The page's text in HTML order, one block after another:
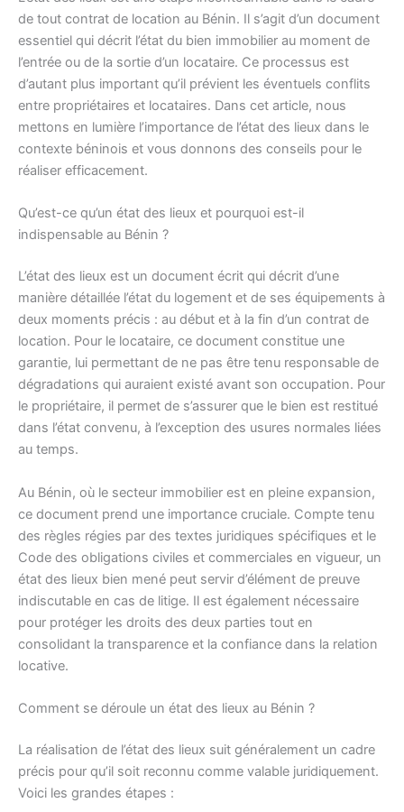
de tout contrat de location au Bénin. Il s’agit d’un document
essentiel qui décrit l’état du bien immobilier au moment de
l’entrée ou de la sortie d’un locataire. Ce processus est
d’autant plus important qu’il prévient les éventuels conflits
entre propriétaires et locataires. Dans cet article, nous
mettons en lumière l’importance de l’état des lieux dans le
contexte béninois et vous donnons des conseils pour le
réaliser efficacement.
Qu’est-ce qu’un état des lieux et pourquoi est-il
indispensable au Bénin ?
L’état des lieux est un document écrit qui décrit d’une
manière détaillée l’état du logement et de ses équipements à
deux moments précis : au début et à la fin d’un contrat de
location. Pour le locataire, ce document constitue une
garantie, lui permettant de ne pas être tenu responsable de
dégradations qui auraient existé avant son occupation. Pour
le propriétaire, il permet de s’assurer que le bien est restitué
dans l’état convenu, à l’exception des usures normales liées
au temps.
Au Bénin, où le secteur immobilier est en pleine expansion,
ce document prend une importance cruciale. Compte tenu
des règles régies par des textes juridiques spécifiques et le
Code des obligations civiles et commerciales en vigueur, un
état des lieux bien mené peut servir d’élément de preuve
indiscutable en cas de litige. Il est également nécessaire
pour protéger les droits des deux parties tout en
consolidant la transparence et la confiance dans la relation
locative.
Comment se déroule un état des lieux au Bénin ?
La réalisation de l’état des lieux suit généralement un cadre
précis pour qu’il soit reconnu comme valable juridiquement.
Voici les grandes étapes :